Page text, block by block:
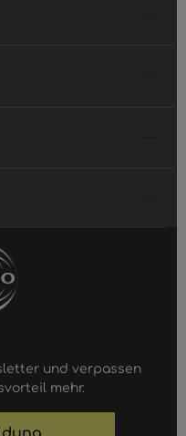
und verpassen
mehr.